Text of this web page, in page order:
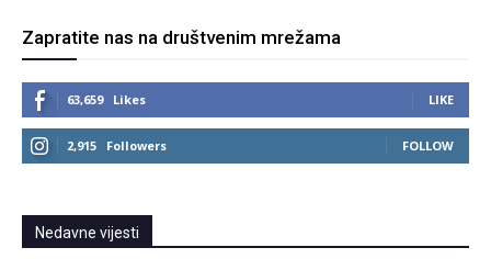
Zapratite nas na društvenim mrežama
63,659 Likes LIKE
2,915 Followers FOLLOW
Nedavne vijesti